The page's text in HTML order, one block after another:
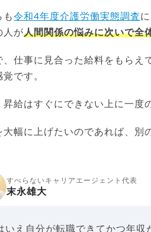
も令和4年度介護労働実態調査
人が人間関係の悩みに次いで全
、仕事に見合った給料をもらえ
です。
昇給はすぐにできない上に一度
大幅に上げたいのであれば、別
すべらないキャリアエージェント代表
末永雄大
いえ自分が転職できてかつ年収